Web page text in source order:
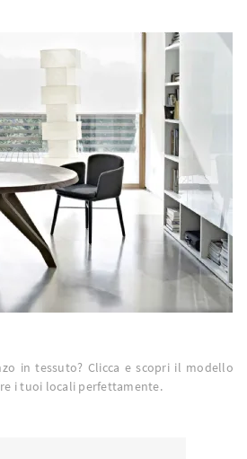
in tessuto? Clicca e scopri il modello
i tuoi locali perfettamente.